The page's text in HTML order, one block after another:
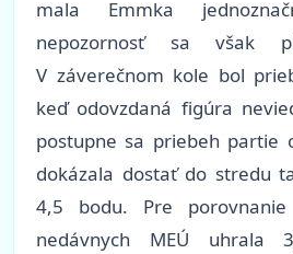
mala Emmka
nepozornosť sa však
V záverečnom kole bol
keď odovzdaná figúra
postupne sa priebeh partie
dokázala dostať do stredu
4,5 bodu. Pre
nedávnych MEÚ